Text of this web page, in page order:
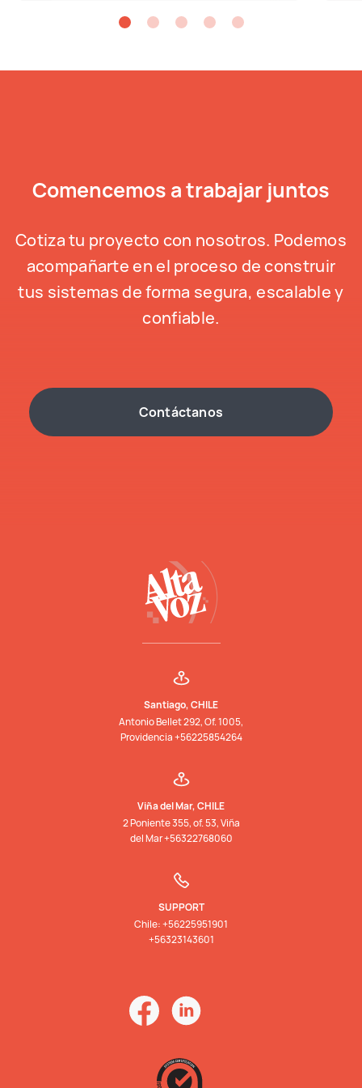
Comencemos a trabajar juntos
Cotiza tu proyecto con nosotros. Podemos
acompañarte en el proceso de construir
tus sistemas de forma segura, escalable y
confiable.
Contáctanos
Santiago, CHILE
Antonio Bellet 292, Of. 1005,
Providencia +56225854264
Viña del Mar, CHILE
2 Poniente 355, of. 53, Viña
del Mar +56322768060
SUPPORT
Chile: +56225951901
+56323143601